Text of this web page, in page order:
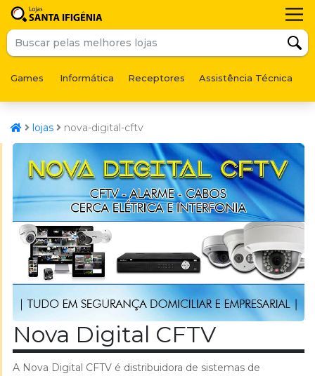
Games Informática Receptores Assistência Técnica
lojas nova-digital-cftv
Nova Digital CFTV
A Nova Digital CFTV é distribuidora de sistemas de